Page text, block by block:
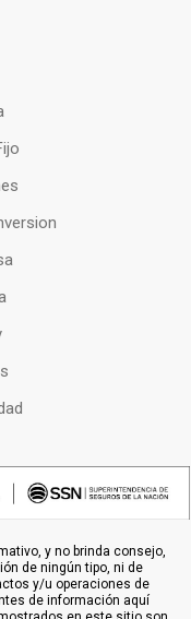
y no brinda consejo,
de ningún tipo, ni de
y/u operaciones de
de información aquí